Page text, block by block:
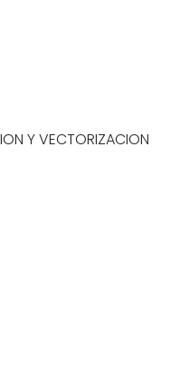
Y VECTORIZACION